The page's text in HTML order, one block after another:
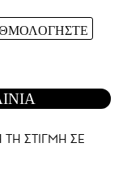
ΤΗ ΣΤΙΓΜΗ ΣΕ